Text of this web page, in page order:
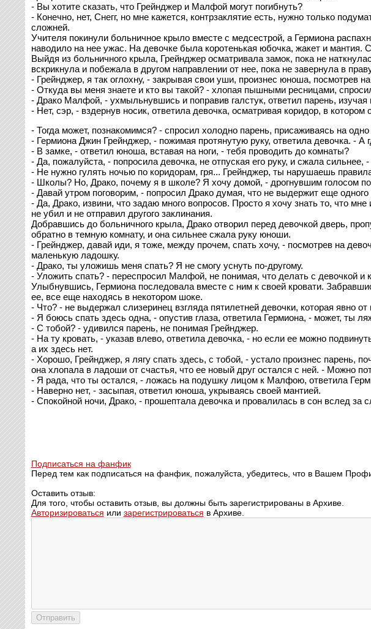
- Вы хотите сказать, что Грейнджер и Малфой могут погибнуть?
- Конечно, нет, Снегг, но мне кажется, контрзаклятие есть, нужно только
сложней.
Учителя покинули больничное крыло вместе с медсестрой, а Гермиона
наводило на нее ужас. На девочке была коротенькая юбочка, жакет и мантия.
Выйдя из больничного крыла, Грейнджер осматривала замок, пока не
вскрикнула и побежала в другом направлении от нее, пока не завернула в
- Грейнджер, я так оглохну, - закрывая свои уши, произнес юноша, посмотрев
- Откуда вы меня знаете и кто вы такой? - хлопая пышными ресницами,
- Драко Малфой, - ухмыльнувшись и поправив галстук, ответил парень,
- Нет, сэр, - вздернув носик, ответила девочка, осматривая коридор, в котором
- Тогда может, познакомимся? - спросил холодно парень, присаживаясь на
- Гермиона Джин Грейнджер, - пожимая протянутую руку, ответила девочка. - А
- В замке, - ответил юноша, вставая на ноги, - тебя проводить до комнаты?
- Да, пожалуйста, - попросила девочка, не отпуская его руку, и сжала сильнее,
- Не нужно гулять ночью по коридорам, гря... Грейнджер, ты нарушаешь
- Школы? Но, Драко, почему я в школе? Я хочу домой, - дрогнувшим голосом
- Давай утром поговорим, - попросил Драко думая, что не выдержит еще
- Да, Драко, извини, что задаю много вопросов. Просто я хочу знать то, что
не убил и не отправил другого заклинания.
Добравшись до больничного крыла, Драко отворил перед девочкой дверь,
обратно в темную комнату, и она сильнее сжала руку юноши.
- Грейнджер, давай иди, я тоже, между прочем, спать хочу, - посмотрев на
маленькую ладошку.
- Драко, ты уложишь меня спать? Я не смогу уснуть по-другому.
- Уложить спать? - переспросил Малфой, не понимая, что делать с девочкой
Улыбнувшись, Гермиона последовала вместе с ним к своей кровати.
ее, все еще находясь в некотором шоке.
- Что? - не выдержал слизеринец взгляда пятилетней девочки, которая явно от
- Я боюсь спать здесь одна, - опустив глаза, ответила Гермиона, - может, ты
- С тобой? - удивился парень, не понимая Грейнджер.
- На ту кровать, - указав влево, ответила девочка, - но если ее можно
а их здесь нет.
- Хорошо, Грейнджер, я лягу спать здесь, с тобой, - устало произнес парень,
она хлопала в ладоши от счастья, что ее новый друг остался с ней. - Можно
- Я рада, что ты остался, - ложась на подушку лицом к Малфою, ответила
- Наверно нет, - засыпая, ответил юноша, укрываясь своей мантией.
- Спокойной ночи, Драко, - прошептала девочка и провалилась в сон вслед за
Подписаться на фанфик
Перед тем как подписаться на фанфик, пожалуйста, убедитесь, что в Вашем
Оставить отзыв:
Для того, чтобы оставить отзыв, вы должны быть зарегистрированы в Архиве.
Авторизироваться или зарегистрироваться в Архиве.